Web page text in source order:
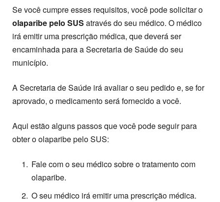
Se você cumpre esses requisitos, você pode solicitar o
olaparibe pelo SUS através do seu médico. O médico
irá emitir uma prescrição médica, que deverá ser
encaminhada para a Secretaria de Saúde do seu
município.
A Secretaria de Saúde irá avaliar o seu pedido e, se for
aprovado, o medicamento será fornecido a você.
Aqui estão alguns passos que você pode seguir para
obter o olaparibe pelo SUS:
Fale com o seu médico sobre o tratamento com
olaparibe.
O seu médico irá emitir uma prescrição médica.